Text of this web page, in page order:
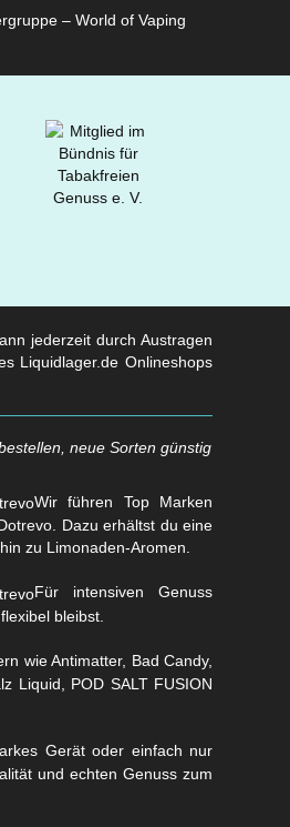
– World of Vaping
jederzeit durch Austragen
Liquidlager.de Onlineshops
neue Sorten günstig
Wir führen Top Marken
Dazu erhältst du eine
zu Limonaden-Aromen.
Für intensiven Genuss
bleibst.
wie Antimatter, Bad Candy,
Liquid, POD SALT FUSION
Gerät oder einfach nur
und echten Genuss zum